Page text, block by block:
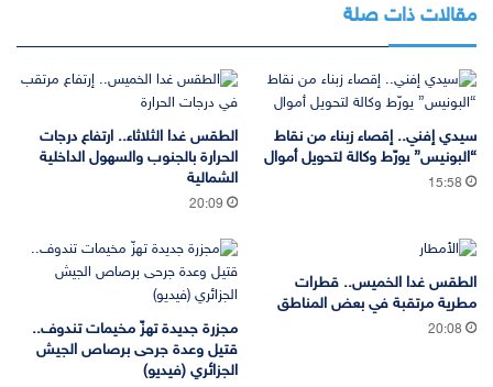
مقالات ذات صلة
سيدي إفني.. إقصاء زبناء من نقاط
“البونيس” يورّط وكالة لتحويل أموال
15:58
الطقس غدا الثلاثاء.. ارتفاع درجات
الحرارة بالجنوب والسهول الداخلية
الشمالية
20:09
الطقس غدا الخميس.. قطرات
مطرية مرتقبة في بعض المناطق
20:08
مجزرة جديدة تهزّ مخيمات تندوف..
قتيل وعدة جرحى برصاص الجيش
الجزائري (فيديو)